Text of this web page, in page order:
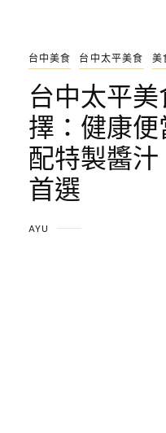
台中美食 台中太平美食 美
台中太平
擇：健康
配特製醬
首選
AYU